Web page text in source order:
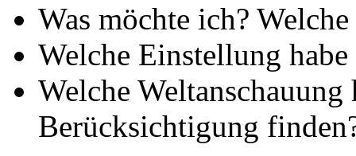
Was möchte ich?
Welche Einstellung
Welche
Berücksichtigung